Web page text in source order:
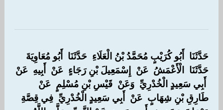
حَدَّثَنَا ‏ ‏أَبُو كُرَيْبٍ مُحَمَّدُ بْنُ الْعَلَاءِ ‏ ‏حَدَّثَنَا ‏ ‏أَبُو مُعَاوِيَةَ ‏
‏حَدَّثَنَا ‏ ‏الْأَعْمَشُ ‏ ‏عَنْ ‏ ‏إِسْمَعِيلَ بْنِ رَجَاءٍ ‏ ‏عَنْ ‏ ‏أَبِيهِ ‏ ‏عَنْ
‏ ‏أَبِي سَعِيدٍ الْخُدْرِيِّ ‏ ‏وَعَنْ ‏ ‏قَيْسِ بْنِ مُسْلِمٍ ‏ ‏عَنْ ‏
‏طَارِقِ بْنِ شِهَابٍ ‏ ‏عَنْ ‏ ‏أَبِي سَعِيدٍ الْخُدْرِيِّ ‏ ‏فِي قِصَّةِ ‏